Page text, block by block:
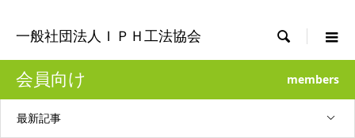
一般社団法人ＩＰＨ工法協会 
会員向け members
最新記事